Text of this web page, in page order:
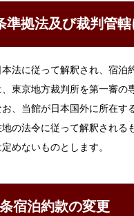
準拠法及び裁判管
法に従って解釈され、宿泊
東京地方裁判所を第一審の
お、当館が日本国外に所在す
の法令に従って解釈される
めないものとします。
宿泊約款の変更